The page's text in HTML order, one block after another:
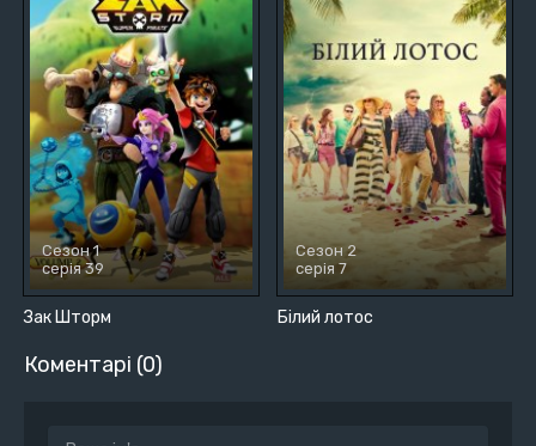
Зак Шторм
Сезон 1
серія 39
Білий лотос
Сезон 2
серія 7
Коментарі (0)